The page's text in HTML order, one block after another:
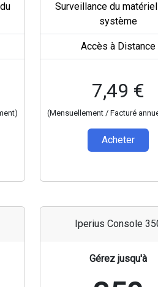
Surveillance du
système
Accès à Distance
7,49 €
(Mensuellement / Facturé
Acheter
Iperius Console
Gérez jusqu'à